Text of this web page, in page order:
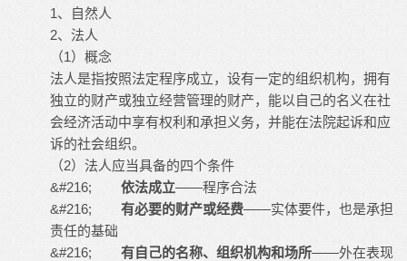
1、自然人
2、法人
（1）概念
法人是指按照法定程序成立，设有一定的组织机构，拥有
独立的财产或独立经营管理的财产，能以自己的名义在社
会经济活动中享有权利和承担义务，并能在法院起诉和应
诉的社会组织。
（2）法人应当具备的四个条件
&#216; 依法成立——程序合法
&#216; 有必要的财产或经费——实体要件，也是承担
责任的基础
&#216; 有自己的名称、组织机构和场所——外在表现